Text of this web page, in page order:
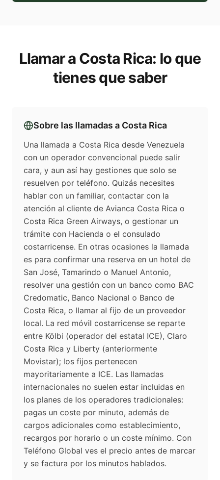
Llamar a Costa Rica: lo que
tienes que saber
Sobre las llamadas a Costa Rica
Una llamada a Costa Rica desde Venezuela
con un operador convencional puede salir
cara, y aun así hay gestiones que solo se
resuelven por teléfono. Quizás necesites
hablar con un familiar, contactar con la
atención al cliente de Avianca Costa Rica o
Costa Rica Green Airways, o gestionar un
trámite con Hacienda o el consulado
costarricense. En otras ocasiones la llamada
es para confirmar una reserva en un hotel de
San José, Tamarindo o Manuel Antonio,
resolver una gestión con un banco como BAC
Credomatic, Banco Nacional o Banco de
Costa Rica, o llamar al fijo de un proveedor
local. La red móvil costarricense se reparte
entre Kölbi (operador del estatal ICE), Claro
Costa Rica y Liberty (anteriormente
Movistar); los fijos pertenecen
mayoritariamente a ICE. Las llamadas
internacionales no suelen estar incluidas en
los planes de los operadores tradicionales:
pagas un coste por minuto, además de
cargos adicionales como establecimiento,
recargos por horario o un coste mínimo. Con
Teléfono Global ves el precio antes de marcar
y se factura por los minutos hablados.